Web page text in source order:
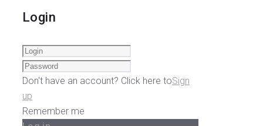
Login
Don't have an account? Click here toSign
up
Remember me